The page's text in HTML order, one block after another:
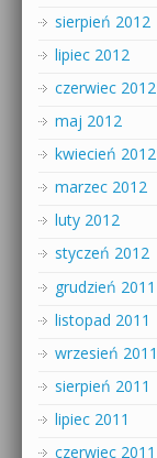
sierpień 2012
lipiec 2012
czerwiec 2012
maj 2012
kwiecień 2012
marzec 2012
luty 2012
styczeń 2012
grudzień 2011
listopad 2011
wrzesień 2011
sierpień 2011
lipiec 2011
czerwiec 2011